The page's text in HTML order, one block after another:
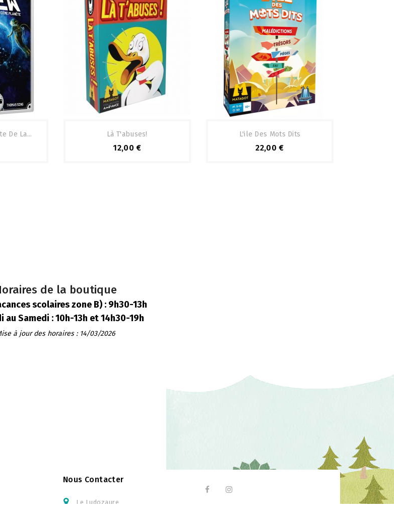
De La... Là T'abuses!
12,00 €
L'ile Des Mots Dits
22,00 €
de la boutique
scolaires zone B) : 9h30-13h
au Samedi : 10h-13h et 14h30-19h
à jour des horaires : 14/03/2026
Nous Contacter
Le Ludozaure